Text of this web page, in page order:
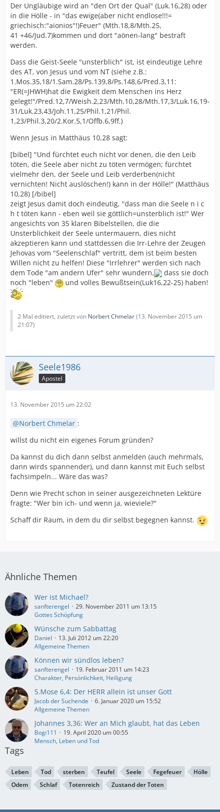
Der Ungläubige wird an "den Ort der Qual" (Luk.16,28) oder
in die Hölle - in "das ewige(aber nicht endlose!!!=
griechisch:"aionios"!)Feuer" (Mth.18,8/Mth.25,
41 +46/Jud.7)kommen und dort "aönen-lang" bestraft
werden.
Dass die Geist-Seele "unsterblich" ist, ist eindeutige Lehre
des AT, von Jesus und vom NT (siehe z.B.:
1.Mos.35,18/1.Sam.28/Ps.139,8/Ps.148,6/Pred.3,11:
"ER(=JHWH)hat die Ewigkeit dem Menschen ins Herz
gelegt!"/Pred.12,7/Weish.2,23/Mth.10,28/Mth.17,3/Luk.16,19-
31/Luk.23,43/Joh.11,25/Phil.1,21/Phil.
1,23/Phil.3,20/2.Kor.5,1/Offb.6,9ff.)
Wenn Jesus in Matthäus 10,28 sagt:
[bibel] "Und fürchtet euch nicht vor denen, die den Leib
töten, die Seele aber nicht zu töten vermögen; fürchtet
vielmehr den, der Seele und Leib verderben(nicht
vernichten! Nicht auslöschen!) kann in der Hölle!" (Matthäus
10,28) [/bibel]
zeigt Jesus damit doch eindeutig, "dass man die Seele n i c
h t töten kann - eben weil sie göttlich=unsterblich ist!" Wer
angesichts von 35 klaren Bibelstellen, die die
Unsterblichkeit der Seele untermauern, dies nicht
akzeptieren kann und stattdessen die Irr-Lehre der Zeugen
Jehovas vom "Seelenschlaf" vertritt, dem ist beim besten
Willen nicht zu helfen! Diese "Irrlehrer" werden sich nach
dem Tode "am andern Ufer" sehr wundern,
dass sie doch
noch "leben"
und volles Bewußtsein(Luk16,22-25) haben!
2 Mal editiert, zuletzt von Norbert Chmelar(13. November 2015 um
21:07)
Seele1986
Apostel
13. November 2015 um 22:02
Norbert Chmelar :
willst du nicht ein eigenes Forum gründen?
Da kannst du dich dann selbst anmelden (auch mehrmals,
dann wirds spannender), und dann kannst mit Euch selbst
fachsimpeln... Wäre das was?
Denn wie Precht schon in seiner ausgezeichneten Lektüre
fragte: "Wer bin ich- und wenn ja, wieviele?"
Schaff dir Raum, in dem du dir selbst begegnen kannst.
Ähnliche Themen
Wer ist Michael?
sanfterengel
29. November 2011 um 13:15
Gottes Schöpfung
Wünsche zum Sabbattag
Daniel
13. Juli 2012 um 22:20
Allgemeine Themen
Können wir sündlos leben?
sanfterengel
19. Februar 2011 um 14:23
Charakter, Persönlichkeit, Heiligung
5.Mose 6,4: Der HERR allein ist unser Gott
Jacob der Suchende
6. Januar 2020 um 15:52
Allgemeine Themen
Johannes 3,36: Wer an Mich glaubt, hat das Leben
Bogi111
19. April 2020 um 00:55
Mensch, Leben und Tod
Tags
Leben Tod sterben Teufel Seele Fegefeuer
Hölle
Odem
Schlaf Totenreich Zustand der Toten